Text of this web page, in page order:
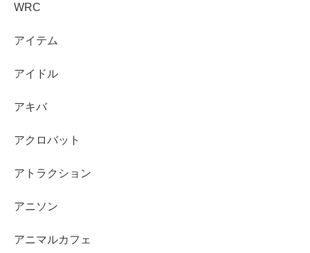
WRC
アイテム
アイドル
アキバ
アクロバット
アトラクション
アニソン
アニマルカフェ